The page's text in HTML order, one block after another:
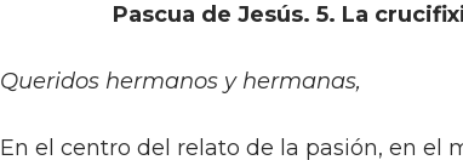
Pascua de Jesús. 5. La
Queridos hermanos y hermanas,
En el centro del relato de la pasión, en el